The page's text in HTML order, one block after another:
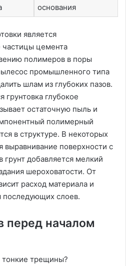
основания
является
цемента
полимеров в поры
промышленного типа
шлам из глубоких пазов.
грунтовка глубокое
остаточную пыль и
полимерный
в структуре. В некоторых
выравнивание поверхности с
добавляется мелкий
шероховатости. От
расход материала и
слоев.
перед началом
трещины?